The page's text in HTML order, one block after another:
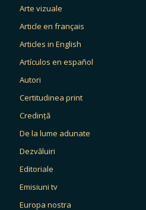
Arte vizuale
Article en français
Articles in English
Artículos en español
Autori
Certitudinea print
Credință
De la lume adunate
Dezvăluiri
Editoriale
Emisiuni tv
Europa nostra